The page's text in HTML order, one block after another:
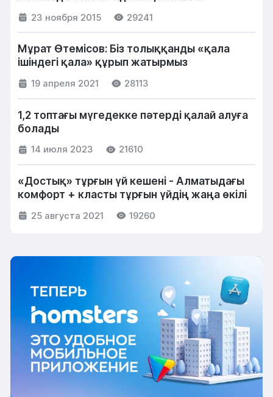
23 ноября 2015 29241
Мұрат Өтемісов: Біз толыққанды «қала
ішіндегі қала» құрып жатырмыз
19 апреля 2021 28113
1,2 топтағы мүгедекке пәтерді қалай алуға
болады
14 июля 2023 21610
«Достық» тұрғын үй кешені - Алматыдағы
комфорт + класты тұрғын үйдің жаңа өкілі
25 августа 2021 19260